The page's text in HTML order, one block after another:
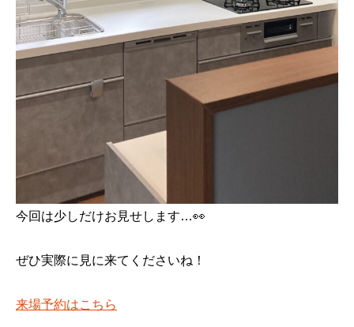
今回は少しだけお見せします…👀
ぜひ実際に見に来てくださいね！
来場予約はこちら